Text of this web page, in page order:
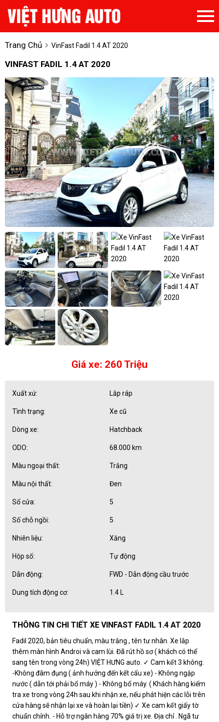
Trang Chủ VinFast Fadil 1.4 AT 2020
VINFAST FADIL 1.4 AT 2020
Giá xe: 260 Triệu
Xuất xứ: Lắp ráp
Tình trạng: Xe cũ
Dòng xe: Hatchback
ODO: 68.000 km
Màu ngoại thất: Trắng
Màu nội thất: Đen
Số cửa: 5
Số chỗ ngồi: 5
Nhiên liệu: Xăng
Hộp số: Tự động
Dẫn động: FWD - Dẫn động cầu trước
Dung tích động cơ: 1.4 L
THÔNG TIN CHI TIẾT XE VINFAST FADIL 1.4 AT 2020
Fadil 2020, bản tiêu chuẩn, màu trắng , tên tư nhân. Xe lắp
thêm màn hình Androi và cam lùi. Đã rút hồ sơ ( khách có thể
sang tên trong vòng 24h) VIỆT HƯNG auto. ✓ Cam kết 3 không:
-Không đâm đụng ( ảnh hưởng đến kết cấu xe) - Không ngập
nước ( dẫn tới phải bổ máy ) - Không bổ máy. ( Khách hàng kiểm
tra xe trong vòng 24h sau khi nhận xe, nếu phát hiện các lỗi trên
cửa hàng sẽ nhận lại xe và hoàn lại tiền) ✓ Xe cam kết giấy tờ
chuẩn chỉnh. - Hỗ trợ ngân hàng 70% giá trị xe. Địa chỉ . Ngã tư